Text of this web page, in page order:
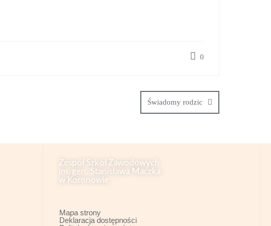
0
Świadomy rodzic
Zespół Szkół Zawodowych
im. gen. Stanisława Maczka
w Koronowie
Mapa strony
Deklaracja dostępności